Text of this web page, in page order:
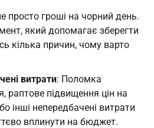
просто гроші на чорний день.
який допомагає зберегти
кілька причин, чому варто
витрати: Поломка
раптове підвищення цін на
інші непередбачені витрати
вплинути на бюджет.